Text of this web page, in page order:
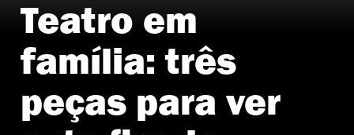
Catarina Távora
Teatro em
família: três
peças para ver